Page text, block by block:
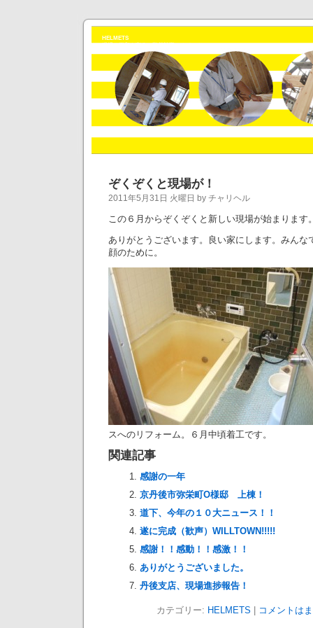
HELMETS
現場の平和を守る、監督戦隊ヘルメッツ。
ぞくぞくと現場が！
2011年5月31日 火曜日 by チャリヘル
この６月からぞくぞくと新しい現場が始まります
ありがとうございます。良い家にします。みんな
顔のために。
スへのリフォーム。６月中頃着工です。
関連記事
感謝の一年
京丹後市弥栄町O様邸 上棟！
道下、今年の１０大ニュース！！
遂に完成（歓声）WILLTOWN!!!!!
感謝！！感動！！感激！！
ありがとうございました。
丹後支店、現場進捗報告！
カテゴリー: HELMETS コメントは